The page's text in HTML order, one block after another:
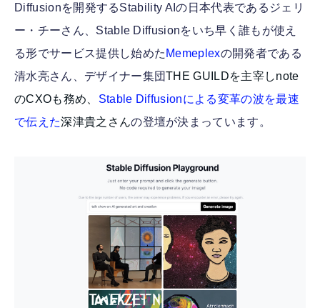
Diffusionを開発するStability AIの日本代表であるジェリ
ー・チーさん、Stable Diffusionをいち早く誰もが使え
る形でサービス提供し始めた Memeplexの開発者である
清水亮さん、デザイナー集団THE GUILDを主宰しnote
のCXOも務め、 Stable Diffusionによる変革の波を最速
で伝えた深津貴之さんの登壇が決まっています。